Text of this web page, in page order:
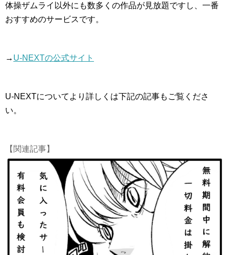
体操ザムライ以外にも数多くの作品が見放題ですし、一番
おすすめのサービスです。
→ U-NEXTの公式サイト
U-NEXTについてより詳しくは下記の記事もご覧くださ
い。
【関連記事】